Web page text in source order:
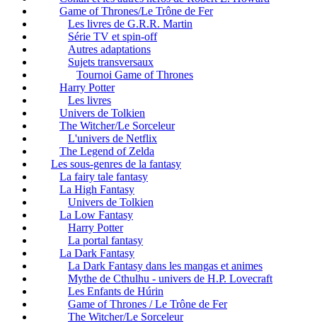
Game of Thrones/Le Trône de Fer
Les livres de G.R.R. Martin
Série TV et spin-off
Autres adaptations
Sujets transversaux
Tournoi Game of Thrones
Harry Potter
Les livres
Univers de Tolkien
The Witcher/Le Sorceleur
L'univers de Netflix
The Legend of Zelda
Les sous-genres de la fantasy
La fairy tale fantasy
La High Fantasy
Univers de Tolkien
La Low Fantasy
Harry Potter
La portal fantasy
La Dark Fantasy
La Dark Fantasy dans les mangas et animes
Mythe de Cthulhu - univers de H.P. Lovecraft
Les Enfants de Húrin
Game of Thrones / Le Trône de Fer
The Witcher/Le Sorceleur